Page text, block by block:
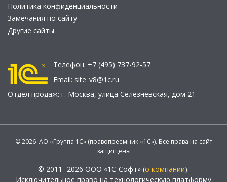
Политика конфиденциальности
Замечания по сайту
Другие сайты
Телефон: +7 (495) 737-92-57
Email: site_v8@1c.ru
Отдел продаж: г. Москва, улица Селезнёвская, дом 21
© 2026 АО «Группа 1С» (правопреемник «1С»). Все права на сайт
защищены
© 2011- 2026 ООО «1С-Софт» (о компании).
Исключительное право на технологическую платформу